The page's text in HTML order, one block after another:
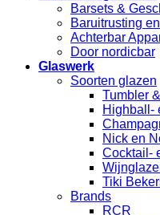
Barsets &
Baruitrusting
Achterbar
Door nordicbar
Glaswerk
Soorten glazen
Tumbler
Highball-
Nick en
Cocktail-
Tiki
Brands
RCR